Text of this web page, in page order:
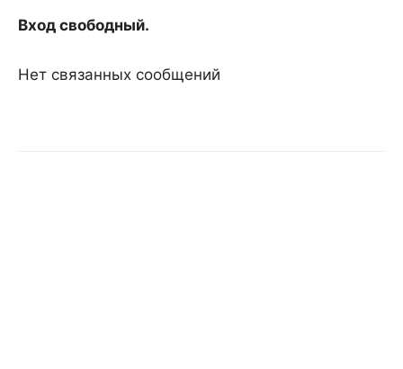
Вход свободный.
Нет связанных сообщений